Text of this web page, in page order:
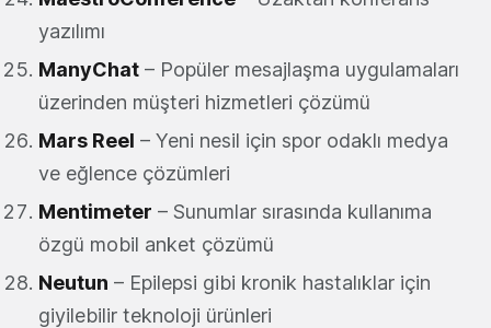
yazılımı
ManyChat – Popüler mesajlaşma uygulamaları
üzerinden müşteri hizmetleri çözümü
Mars Reel – Yeni nesil için spor odaklı medya
ve eğlence çözümleri
Mentimeter – Sunumlar sırasında kullanıma
özgü mobil anket çözümü
Neutun – Epilepsi gibi kronik hastalıklar için
giyilebilir teknoloji ürünleri